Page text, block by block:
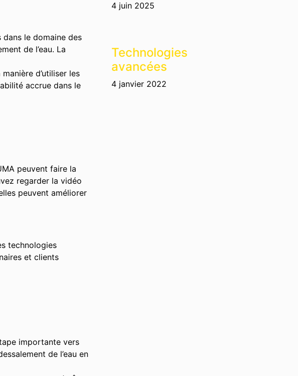
le domaine des
de l’eau. La
d’utiliser les
accrue dans le
peuvent faire la
regarder la vidéo
peuvent améliorer
technologies
et clients
importante vers
de l’eau en
4 juin 2025
Technologies
avancées
4 janvier 2022